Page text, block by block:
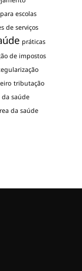
escolas
de serviços
práticas
de impostos
tributação
da saúde
da saúde